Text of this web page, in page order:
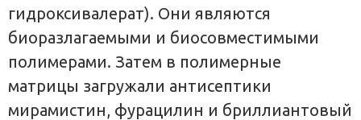
гидроксивалерат). Они являются
биоразлагаемыми и биосовместимыми
полимерами. Затем в полимерные
матрицы загружали антисептики
мирамистин, фурацилин и бриллиантовый